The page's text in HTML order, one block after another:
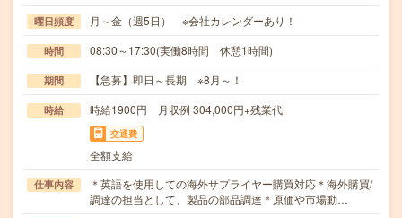
曜日頻度 月～金（週5日） ※会社カレンダーあり！
時間 08:30～17:30(実働8時間 休憩1時間)
期間 【急募】即日～長期 ※8月～！
時給 時給1900円 月収例 304,000円+残業代
交通費
全額支給
仕事内容
＊英語を使用しての海外サプライヤー購買対応＊海外購買/
調達の担当として、製品の部品調達＊原価や市場動…